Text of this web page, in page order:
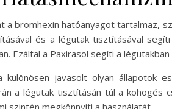
a bromhexin hatóanyagot tartalmaz,
és a légutak tisztításával
Ezáltal a Paxirasol segíti a
különösen javasolt olyan állapotok
a légutak tisztításán túl a köhögés
szintén megkönnyíti a használatát.